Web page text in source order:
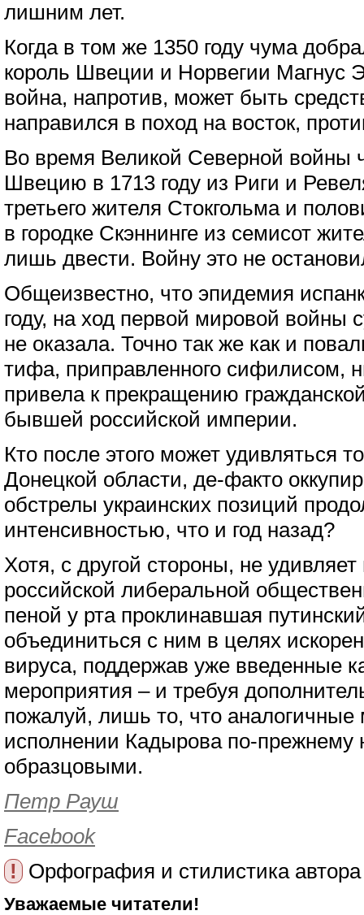
лишним лет.
Когда в том же 1350 году чума
король Швеции и Норвегии Магнус
война, напротив, может быть
направился в поход на восток,
Во время Великой Северной войны
Швецию в 1713 году из Риги и
третьего жителя Стокгольма и
в городке Скэннинге из семисот
лишь двести. Войну это не
Общеизвестно, что эпидемия
году, на ход первой мировой войны
не оказала. Точно так же как и
тифа, приправленного сифилисом,
привела к прекращению
бывшей российской империи.
Кто после этого может удивляться
Донецкой области, де-факто
обстрелы украинских позиций
интенсивностью, что и год назад?
Хотя, с другой стороны, не удивляет
российской либеральной
пеной у рта проклинавшая
объединиться с ним в целях
вируса, поддержав уже введенные
мероприятия – и требуя
пожалуй, лишь то, что аналогичные
исполнении Кадырова по-прежнему
образцовыми.
Петр Рауш
Facebook
!
Орфография и стилистика
Уважаемые читатели!